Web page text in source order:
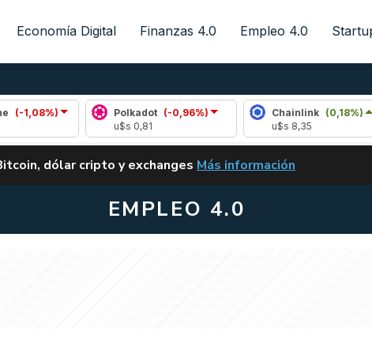
Economía Digital Finanzas 4.0 Empleo 4.0
Polkadot
(-0,96%)
Chainlink (0,18%)
dólar cripto y exchanges CLARITY ACT EN
Más información
EMPLEO 4.0